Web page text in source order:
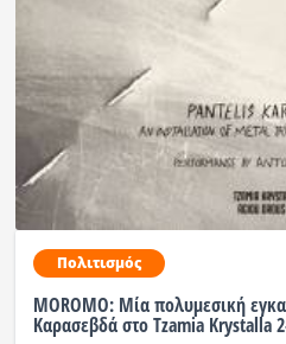
Ραδιόφωνο
Εκπομπές
Πολιτισμός
Πολιτισμός
MOROMO: Μία πολυμεσική
Καρασεβδά στο Tzamia Krystalla